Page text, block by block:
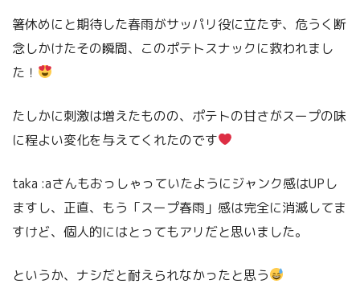
箸休めにと期待した春雨がサッパリ役に立たず、危うく断
念しかけたその瞬間、このポテトスナックに救われまし
た！
たしかに刺激は増えたものの、ポテトの甘さがスープの味
に程よい変化を与えてくれたのです
taka :aさんもおっしゃっていたようにジャンク感はUPし
ますし、正直、もう「スープ春雨」感は完全に消滅してま
すけど、個人的にはとってもアリだと思いました。
というか、ナシだと耐えられなかったと思う